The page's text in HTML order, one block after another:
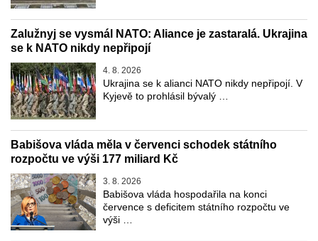
Zalužnyj se vysmál NATO: Aliance je zastaralá. Ukrajina
se k NATO nikdy nepřipojí
4. 8. 2026
Ukrajina se k alianci NATO nikdy nepřipojí. V
Kyjevě to prohlásil bývalý …
Babišova vláda měla v červenci schodek státního
rozpočtu ve výši 177 miliard Kč
3. 8. 2026
Babišova vláda hospodařila na konci
července s deficitem státního rozpočtu ve
výši …